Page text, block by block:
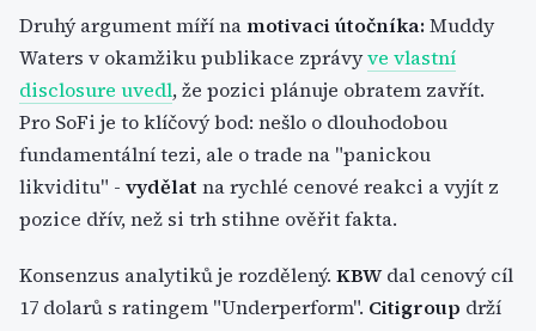
Druhý argument míří namotivaci útočníka: Muddy
Waters v okamžiku publikace zprávyve vlastní
disclosure uvedl, že pozici plánuje obratem zavřít.
Pro SoFi je to klíčový bod: nešlo o dlouhodobou
fundamentální tezi, ale o trade na "panickou
likviditu" - vydělat na rychlé cenové reakci a vyjít z
pozice dřív, než si trh stihne ověřit fakta.
Konsenzus analytiků je rozdělený. KBWdal cenový cíl
17 dolarů s ratingem "Underperform". Citigroup drží